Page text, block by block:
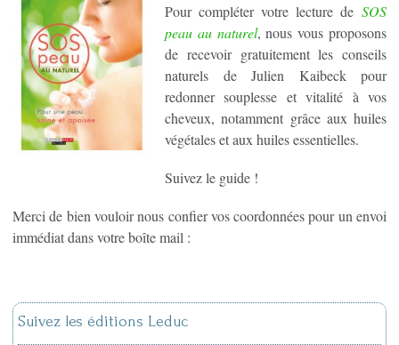
Pour compléter votre lecture de SOS
peau au naturel, nous vous proposons
de recevoir gratuitement les conseils
naturels de Julien Kaibeck pour
redonner souplesse et vitalité à vos
cheveux, notamment grâce aux huiles
végétales et aux huiles essentielles.
Suivez le guide !
Merci de bien vouloir nous confier vos coordonnées pour un envoi
immédiat dans votre boîte mail :
Suivez les éditions Leduc